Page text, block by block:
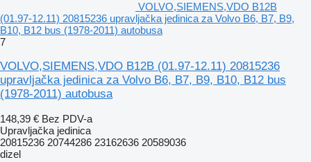
VOLVO,SIEMENS,VDO B12B
(01.97-12.11) 20815236 upravljačka jedinica za Volvo B6, B7, B9,
B10, B12 bus (1978-2011) autobusa
7
VOLVO,SIEMENS,VDO B12B (01.97-12.11) 20815236
upravljačka jedinica za Volvo B6, B7, B9, B10, B12 bus
(1978-2011) autobusa
148,39 € Bez PDV-a
Upravljačka jedinica
20815236 20744286 23162636 20589036
dizel